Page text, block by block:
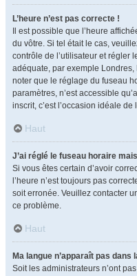
L’heure n’est pas correcte !
Il est possible que l’heure
du vôtre. Si tel était le cas,
contrôle de l’utilisateur et régler
adéquate, par exemple Londres,
noter que le réglage du fuseau
paramètres, n’est accessible
inscrit, c’est l’occasion idéale de
Haut
J’ai réglé le fuseau horaire
Si vous êtes certain d’avoir
l’heure n’est toujours pas
soit erronée. Veuillez contacter
ce problème.
Haut
Ma langue n’apparaît pas dans
Soit les administrateurs n’ont